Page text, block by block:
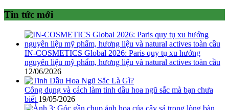
Tin tức mới
IN-COSMETICS Global 2026: Paris quy tụ xu hướng
nguyên liệu mỹ phẩm, hương liệu và natural actives toàn cầu
12/06/2026
Công dụng và cách làm tinh dầu hoa ngũ sắc mà bạn chưa
biết 19/05/2026